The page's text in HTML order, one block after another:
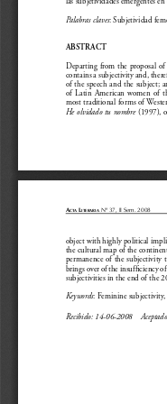
Palabras claves: Subjetividad
ABSTRACT
Departing from the proposal
contains a subjectivity and,
of the speech and the subject;
of  Latin  American  women  of
most traditional forms of
He olvidado tu nombre (1997),
ACTA LITERARIA Nº 37, II Sem. 2008
object with highly political
the cultural map of the
permanence of the subjectivity
brings over of the insufficiency
subjectivities in the end of the
Keywords: Feminine
Recibido: 14-06-2008